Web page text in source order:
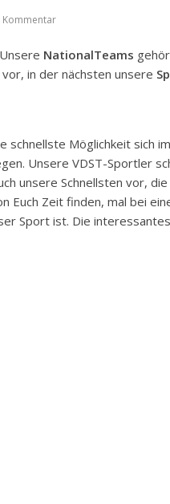
Kommentar
NationalTeams
vor, in der nächsten unsere
schnellste Möglichkeit sich
Unsere VDST-Sportler
unsere Schnellsten vor,
Euch Zeit finden, mal bei
Sport ist. Die